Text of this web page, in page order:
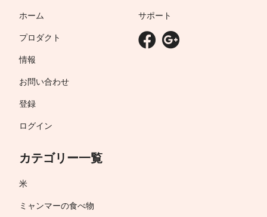
ホーム
プロダクト
情報
お問い合わせ
登録
ログイン
カテゴリー一覧
米
ミャンマーの食べ物
サポート